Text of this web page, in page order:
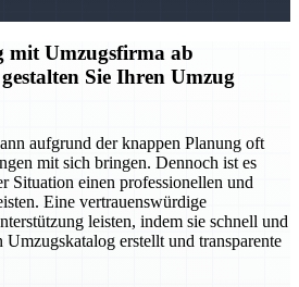
mit Umzugsfirma ab
Sie Ihren Umzug
aufgrund der knappen Planung oft
mit sich bringen. Dennoch ist es
Situation einen professionellen und
Eine vertrauenswürdige
leisten, indem sie schnell und
erstellt und transparente